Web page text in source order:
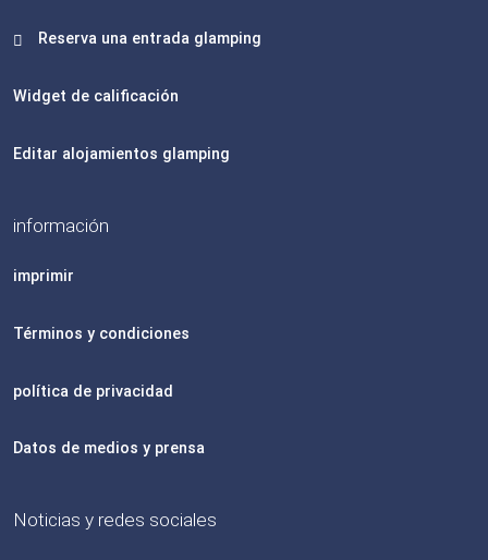
Reserva una entrada glamping
Widget de calificación
Editar alojamientos glamping
información
imprimir
Términos y condiciones
política de privacidad
Datos de medios y prensa
Noticias y redes sociales